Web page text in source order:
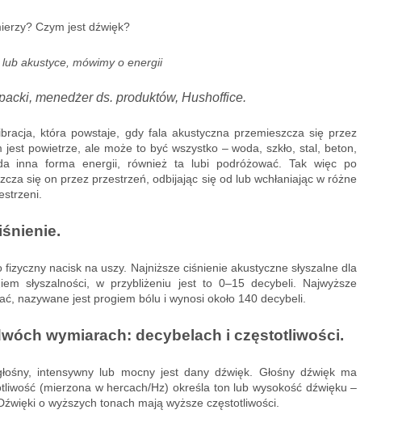
Czym jest dźwięk?
akustyce, mówimy o energii
menedżer ds. produktów, Hushoffice.
która powstaje, gdy fala akustyczna przemieszcza się przez
powietrze, ale może to być wszystko – woda, szkło, stal, beton,
inna forma energii, również ta lubi podróżować. Tak więc po
się on przez przestrzeń, odbijając się od lub wchłaniając w różne
fizyczny nacisk na uszy. Najniższe ciśnienie akustyczne słyszalne dla
słyszalności, w przybliżeniu jest to 0–15 decybeli. Najwyższe
nazywane jest progiem bólu i wynosi około 140 decybeli.
wymiarach: decybelach i częstotliwości.
intensywny lub mocny jest dany dźwięk. Głośny dźwięk ma
(mierzona w hercach/Hz) określa ton lub wysokość dźwięku –
o wyższych tonach mają wyższe częstotliwości.